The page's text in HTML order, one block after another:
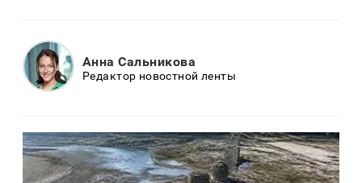
Анна Сальникова
Редактор новостной ленты